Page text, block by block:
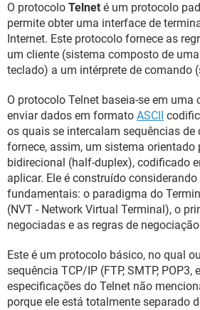
O protocolo Telnet é um protocolo
permite obter uma interface de
Internet. Este protocolo fornece as
um cliente (sistema composto de
teclado) a um intérprete de comando
O protocolo Telnet baseia-se em uma
enviar dados em formato ASCII
os quais se intercalam sequências de
fornece, assim, um sistema orientado
bidirecional (half-duplex), codificado
aplicar. Ele é construído
fundamentais: o paradigma do
(NVT - Network Virtual Terminal), o
negociadas e as regras de
Este é um protocolo básico, no qual
sequência TCP/IP (FTP, SMTP, POP3,
especificações do Telnet não
porque ele está totalmente separado